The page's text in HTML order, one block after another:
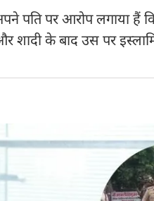
पति पर आरोप लगाया हैं
के बाद उस पर